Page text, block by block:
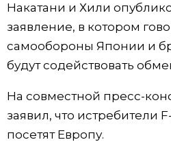
Накатани и Хили
заявление, в котором
самообороны Японии и
будут содействовать
На совместной пресс-
заявил, что истребители
посетят Европу.